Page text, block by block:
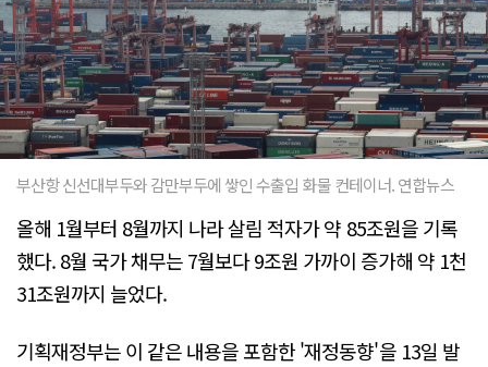
부산항 신선대부두와 감만부두에 쌓인 수출입 화물 컨테이너. 연합뉴스
올해 1월부터 8월까지 나라 살림 적자가 약 85조원을 기록
했다. 8월 국가 채무는 7월보다 9조원 가까이 증가해 약 1천
31조원까지 늘었다.
기획재정부는 이 같은 내용을 포함한 '재정동향'을 13일 발